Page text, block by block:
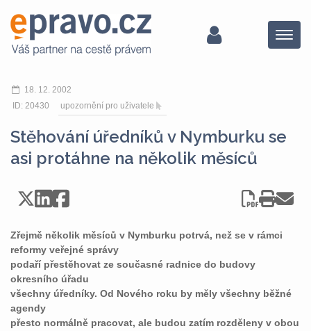
Menu
18. 12. 2002
ID: 20430
upozornění pro uživatele
Stěhování úředníků v Nymburku se
asi protáhne na několik měsíců
Zřejmě několik měsíců v Nymburku potrvá, než se v rámci
reformy veřejné správy
podaří přestěhovat ze současné radnice do budovy
okresního úřadu
všechny úředníky. Od Nového roku by měly všechny běžné
agendy
přesto normálně pracovat, ale budou zatím rozděleny v obou